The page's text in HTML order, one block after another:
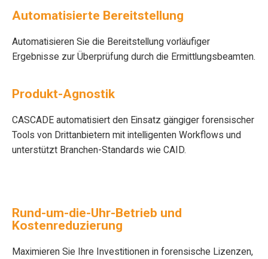
Automatisierte Bereitstellung
Automatisieren Sie die Bereitstellung vorläufiger
Ergebnisse zur Überprüfung durch die Ermittlungsbeamten.
Produkt-Agnostik
CASCADE automatisiert den Einsatz gängiger forensischer
Tools von Drittanbietern mit intelligenten Workflows und
unterstützt Branchen-Standards wie CAID.
Rund-um-die-Uhr-Betrieb und
Kostenreduzierung
Maximieren Sie Ihre Investitionen in forensische Lizenzen,